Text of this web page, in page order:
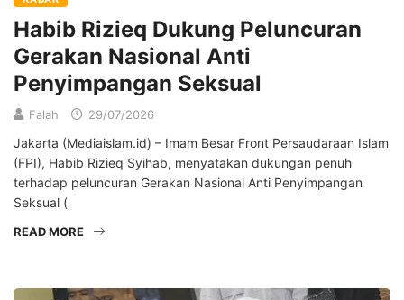
Habib Rizieq Dukung Peluncuran
Gerakan Nasional Anti
Penyimpangan Seksual
Falah 29/07/2026
Jakarta (Mediaislam.id) – Imam Besar Front Persaudaraan Islam
(FPI), Habib Rizieq Syihab, menyatakan dukungan penuh
terhadap peluncuran Gerakan Nasional Anti Penyimpangan
Seksual (
READ MORE